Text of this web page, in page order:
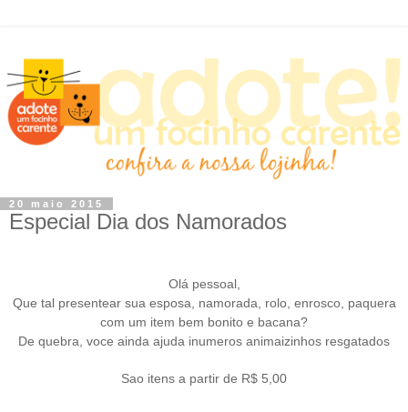
20 maio 2015
Especial Dia dos Namorados
Olá pessoal,
Que tal presentear sua esposa, namorada, rolo, enrosco, paquera
com um item bem bonito e bacana?
De quebra, voce ainda ajuda inumeros animaizinhos resgatados
Sao itens a partir de R$ 5,00